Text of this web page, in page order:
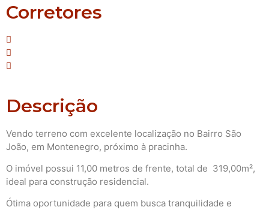
Corretores
Descrição
Vendo terreno com excelente localização no Bairro São
João, em Montenegro, próximo à pracinha.
O imóvel possui 11,00 metros de frente, total de 319,00m²,
ideal para construção residencial.
Ótima oportunidade para quem busca tranquilidade e